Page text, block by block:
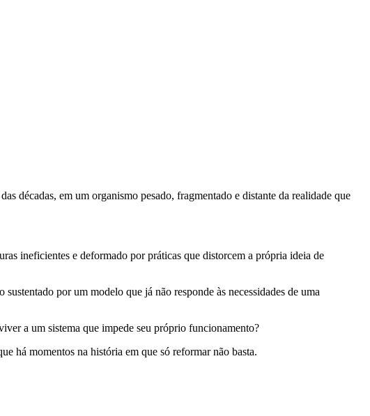
décadas, em um organismo pesado, fragmentado e distante da realidade que
ineficientes e deformado por práticas que distorcem a própria ideia de
por um modelo que já não responde às necessidades de uma
a um sistema que impede seu próprio funcionamento?
há momentos na história em que só reformar não basta.